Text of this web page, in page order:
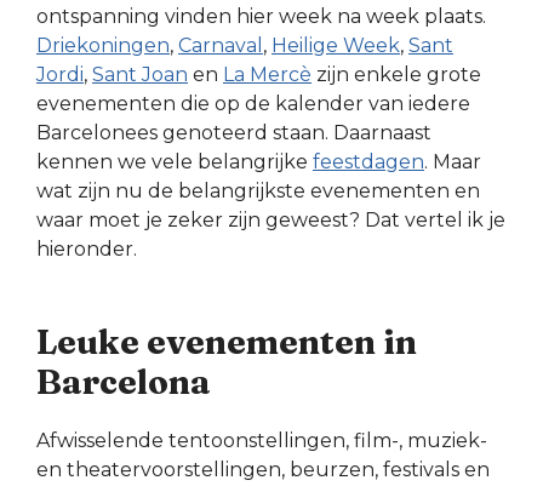
ontspanning vinden hier week na week plaats.
Driekoningen, Carnaval , Heilige Week, Sant
Jordi, Sant Joan en La Mercè zijn enkele grote
evenementen die op de kalender van iedere
Barcelonees genoteerd staan. Daarnaast
kennen we vele belangrijke feestdagen. Maar
wat zijn nu de belangrijkste evenementen en
waar moet je zeker zijn geweest? Dat vertel ik je
hieronder.
Leuke evenementen in
Barcelona
Afwisselende tentoonstellingen, film-, muziek-
en theatervoorstellingen, beurzen, festivals en